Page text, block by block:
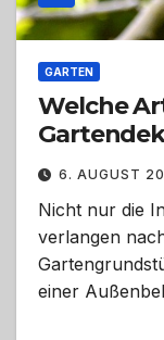
GARTEN
Welche
6. AUGUST
Nicht nur die
verlangen
einer